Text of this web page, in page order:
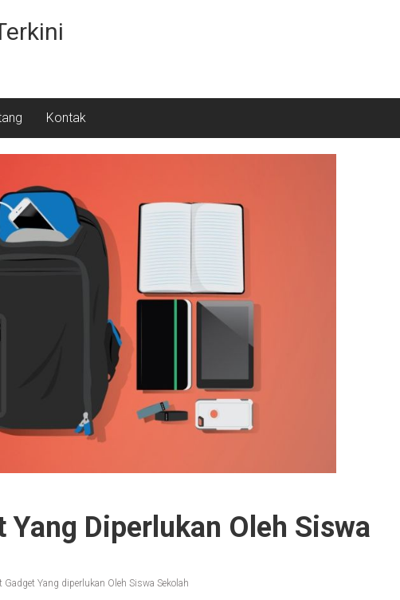
Kontak
Yang Diperlukan Oleh Siswa
Gadget Yang diperlukan Oleh Siswa Sekolah